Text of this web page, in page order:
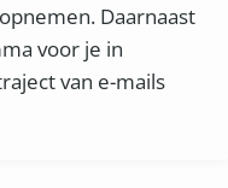
Daarnaast
voor je in
van e-mails